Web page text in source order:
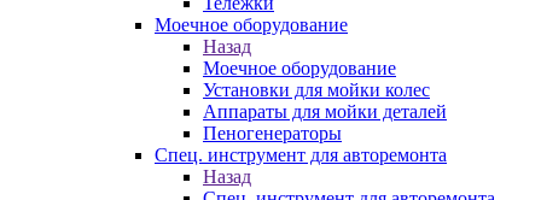
Моечное оборудование
Назад
Моечное оборудование
Установки для мойки колес
Аппараты для мойки деталей
Пеногенераторы
Спец. инструмент для авторемонта
Назад